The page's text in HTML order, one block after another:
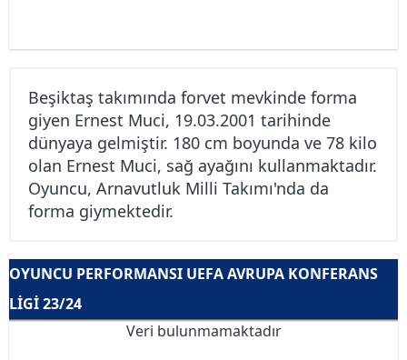
Beşiktaş takımında forvet mevkinde forma
giyen Ernest Muci, 19.03.2001 tarihinde
dünyaya gelmiştir. 180 cm boyunda ve 78 kilo
olan Ernest Muci, sağ ayağını kullanmaktadır.
Oyuncu, Arnavutluk Milli Takımı'nda da
forma giymektedir.
OYUNCU PERFORMANSI UEFA AVRUPA KONFERANS
LIGI 23/24
Veri bulunmamaktadır